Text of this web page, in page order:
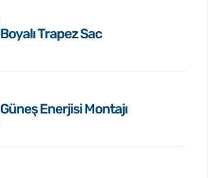
Boyalı Trapez Sac
Güneş Enerjisi Montajı